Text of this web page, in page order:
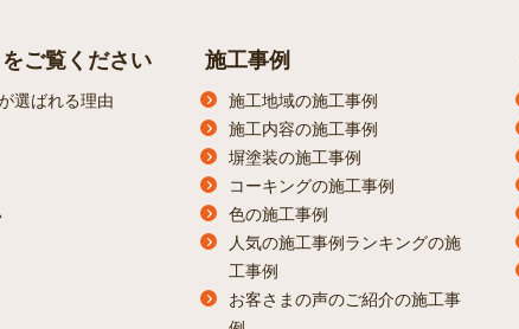
ご覧ください
選ばれる理由
施工事例
施工地域の施工事例
施工内容の施工事例
塀塗装の施工事例
コーキングの施工事例
色の施工事例
人気の施工事例ランキングの施
工事例
お客さまの声のご紹介の施工事